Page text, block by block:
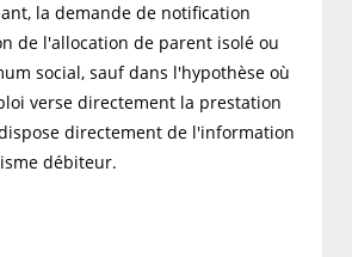
la demande de notification
de l'allocation de parent isolé ou
social, sauf dans l'hypothèse où
verse directement la prestation
directement de l'information
débiteur.